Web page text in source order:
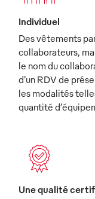
Individuel
Des vêtements
collaborateurs,
le nom du
d’un RDV de
les modalités
quantité
Une qualité